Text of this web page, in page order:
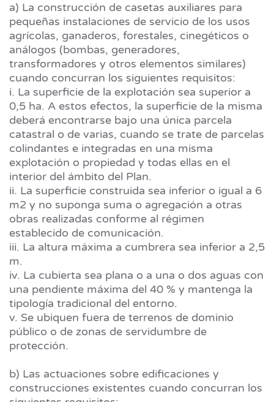
a) La construcción de casetas auxiliares para
pequeñas instalaciones de servicio de los usos
agrícolas, ganaderos, forestales, cinegéticos o
análogos (bombas, generadores,
transformadores y otros elementos similares)
cuando concurran los siguientes requisitos:
i. La superficie de la explotación sea superior a
0,5 ha. A estos efectos, la superficie de la misma
deberá encontrarse bajo una única parcela
catastral o de varias, cuando se trate de parcelas
colindantes e integradas en una misma
explotación o propiedad y todas ellas en el
interior del ámbito del Plan.
ii. La superficie construida sea inferior o igual a 6
m2 y no suponga suma o agregación a otras
obras realizadas conforme al régimen
establecido de comunicación.
iii. La altura máxima a cumbrera sea inferior a 2,5
m.
iv. La cubierta sea plana o a una o dos aguas con
una pendiente máxima del 40 % y mantenga la
tipología tradicional del entorno.
v. Se ubiquen fuera de terrenos de dominio
público o de zonas de servidumbre de
protección.
b) Las actuaciones sobre edificaciones y
construcciones existentes cuando concurran los